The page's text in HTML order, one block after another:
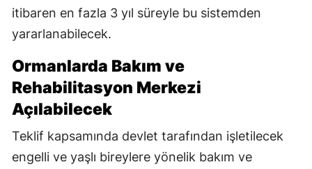
itibaren en fazla 3 yıl süreyle bu sistemden
yararlanabilecek.
Ormanlarda Bakım ve
Rehabilitasyon Merkezi
Açılabilecek
Teklif kapsamında devlet tarafından işletilecek
engelli ve yaşlı bireylere yönelik bakım ve